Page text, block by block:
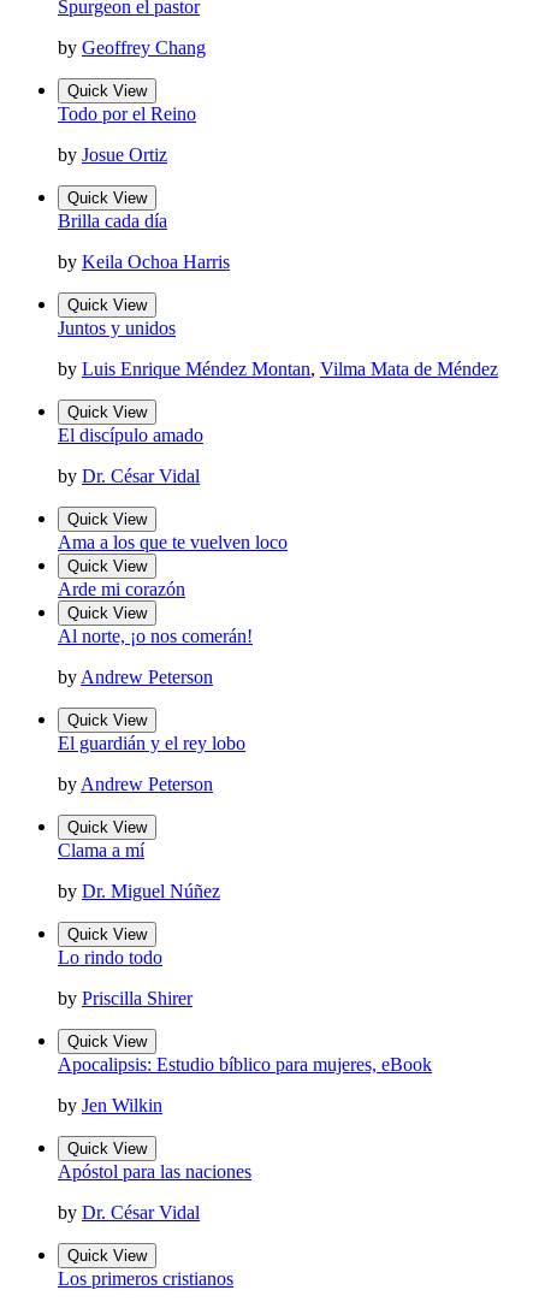
Spurgeon el pastor
by Geoffrey Chang
Quick View
Todo por el Reino
by Josue Ortiz
Quick View
Brilla cada día
by Keila Ochoa Harris
Quick View
Juntos y unidos
by Luis Enrique Méndez Montan, Vilma Mata de Méndez
Quick View
El discípulo amado
by Dr. César Vidal
Quick View
Ama a los que te vuelven loco
Quick View
Arde mi corazón
Quick View
Al norte, ¡o nos comerán!
by Andrew Peterson
Quick View
El guardián y el rey lobo
by Andrew Peterson
Quick View
Clama a mí
by Dr. Miguel Núñez
Quick View
Lo rindo todo
by Priscilla Shirer
Quick View
Apocalipsis: Estudio bíblico para mujeres, eBook
by Jen Wilkin
Quick View
Apóstol para las naciones
by Dr. César Vidal
Quick View
Los primeros cristianos